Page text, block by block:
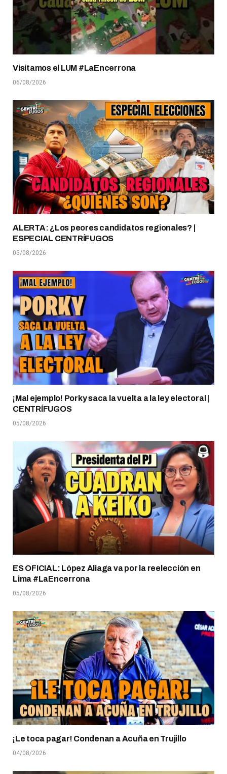
Visitamos el LUM #LaEncerrona
06/08/2026
ALERTA: ¿Los peores candidatos regionales? |
ESPECIAL CENTRÍFUGOS
05/08/2026
¡Mal ejemplo! Porky saca la vuelta a la ley electoral |
CENTRÍFUGOS
05/08/2026
ES OFICIAL: López Aliaga va por la reelección en
Lima #LaEncerrona
05/08/2026
¡Le toca pagar! Condenan a Acuña en Trujillo
04/08/2026